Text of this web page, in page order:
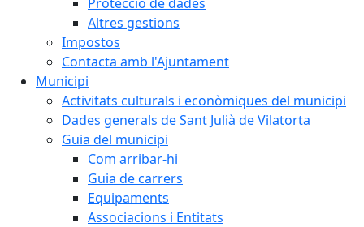
Altres gestions
Impostos
Contacta amb l'Ajuntament
Municipi
Activitats culturals i econòmiques del municipi
Dades generals de Sant Julià de Vilatorta
Guia del municipi
Com arribar-hi
Guia de carrers
Equipaments
Associacions i Entitats